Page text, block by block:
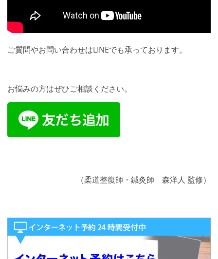
ご質問やお問い合わせはLINEでも承っております。
お悩みの方はぜひご相談ください。
（柔道整復師・鍼灸師 森洋人 監修）